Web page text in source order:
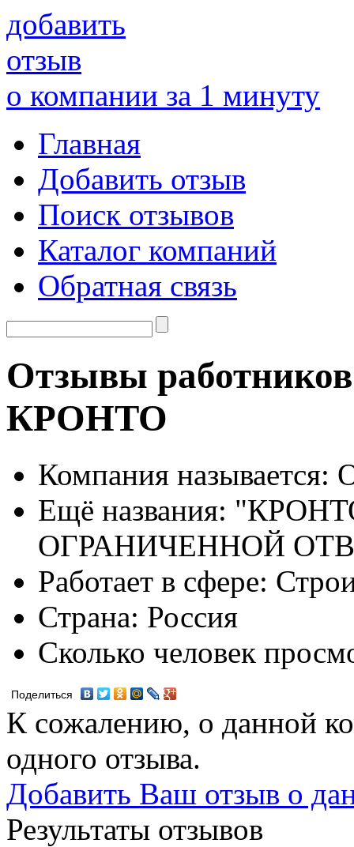
добавить
отзыв
о компании за 1 минуту
Главная
Добавить отзыв
Поиск отзывов
Каталог компаний
Обратная связь
Отзывы
КРОНТО
Компания называется:
Ещё названия:
ОГРАНИЧЕННОЙ
Работает в сфере:
Страна: Россия
Сколько человек
Поделиться
К сожалению, о данной
одного отзыва.
Добавить Ваш отзыв о
Результаты отзывов